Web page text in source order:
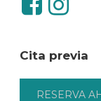
Cita previa
RESERVA